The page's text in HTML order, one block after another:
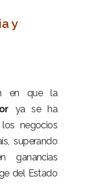
y
en que la
ya se ha
negocios
superando
ganancias
del Estado